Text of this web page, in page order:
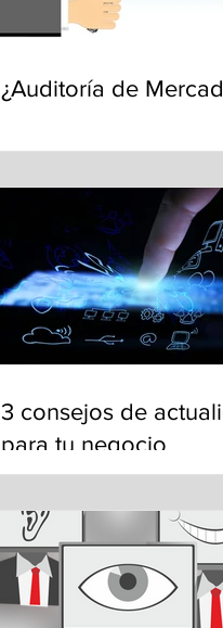
¿Auditoría de
3 consejos de
para tu negocio